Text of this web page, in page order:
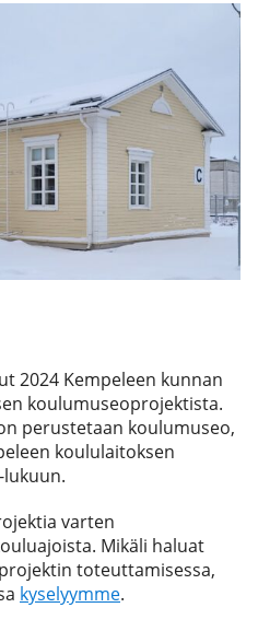
2024 Kempeleen kunnan
koulumuseoprojektista.
perustetaan koulumuseo,
koululaitoksen
varten
Mikäli haluat
toteuttamisessa,
kyselyymme.